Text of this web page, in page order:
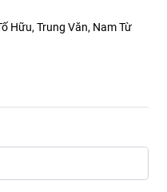
Hữu, Trung Văn, Nam Từ